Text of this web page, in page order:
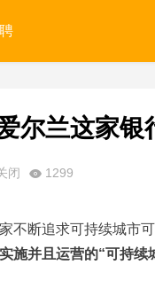
尔兰这家银
闭 1299
不断追求可持续城市
施并且运营的“可持续